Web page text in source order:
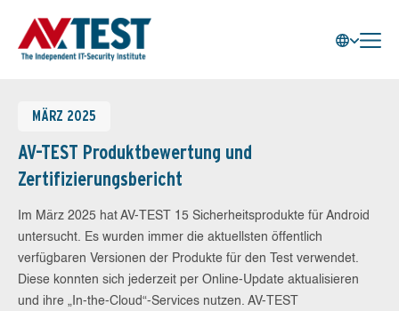
MÄRZ 2025
AV-TEST Produktbewertung und
Zertifizierungsbericht
Im März 2025 hat AV-TEST 15 Sicherheitsprodukte für Android
untersucht. Es wurden immer die aktuellsten öffentlich
verfügbaren Versionen der Produkte für den Test verwendet.
Diese konnten sich jederzeit per Online-Update aktualisieren
und ihre „In-the-Cloud“-Services nutzen. AV-TEST